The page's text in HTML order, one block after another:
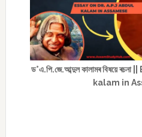
ড°এ.পি.জে.আব্দুল কালামৰ বিষয়ে
kalam in